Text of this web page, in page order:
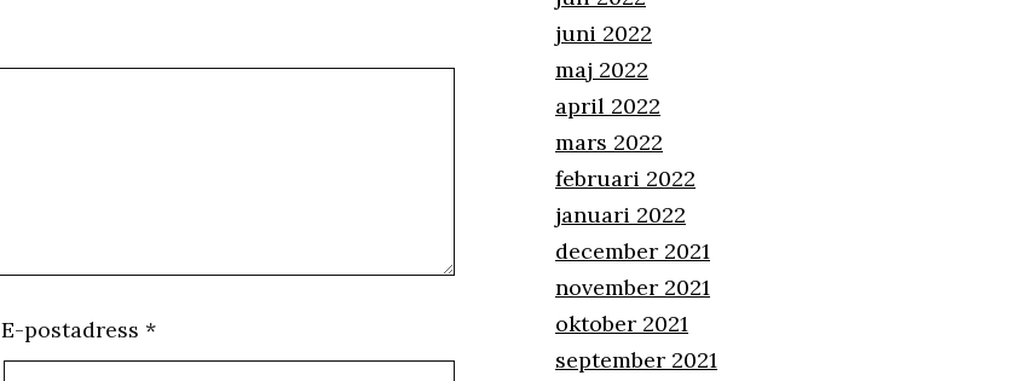
E-postadress *
juni 2022
maj 2022
april 2022
mars 2022
februari 2022
januari 2022
december 2021
november 2021
oktober 2021
september 2021